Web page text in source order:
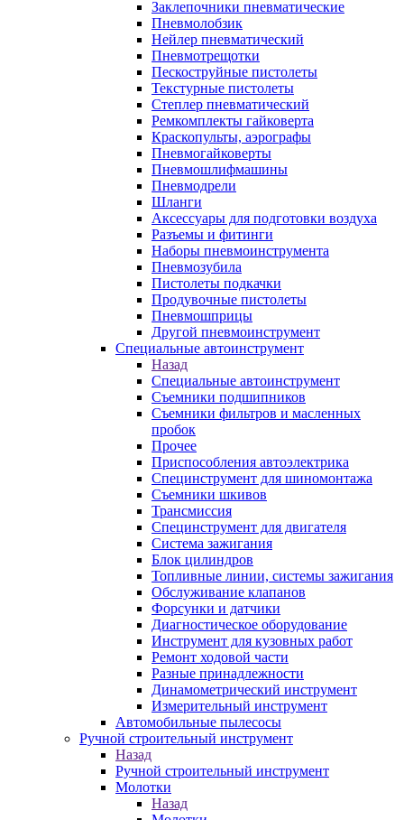
Заклепочники пневматические
Пневмолобзик
Нейлер пневматический
Пневмотрещотки
Пескоструйные пистолеты
Текстурные пистолеты
Степлер пневматический
Ремкомплекты гайковерта
Краскопульты, аэрографы
Пневмогайковерты
Пневмошлифмашины
Пневмодрели
Шланги
Аксессуары для подготовки воздуха
Разъемы и фитинги
Наборы пневмоинструмента
Пневмозубила
Пистолеты подкачки
Продувочные пистолеты
Пневмошприцы
Другой пневмоинструмент
Специальные автоинструмент
Назад
Специальные автоинструмент
Съемники подшипников
Съемники фильтров и масленных
пробок
Прочее
Приспособления автоэлектрика
Специнструмент для шиномонтажа
Съемники шкивов
Трансмиссия
Специнструмент для двигателя
Система зажигания
Блок цилиндров
Топливные линии, системы зажигания
Обслуживание клапанов
Форсунки и датчики
Диагностическое оборудование
Инструмент для кузовных работ
Ремонт ходовой части
Разные принадлежности
Динамометрический инструмент
Измерительный инструмент
Автомобильные пылесосы
Ручной строительный инструмент
Назад
Ручной строительный инструмент
Молотки
Назад